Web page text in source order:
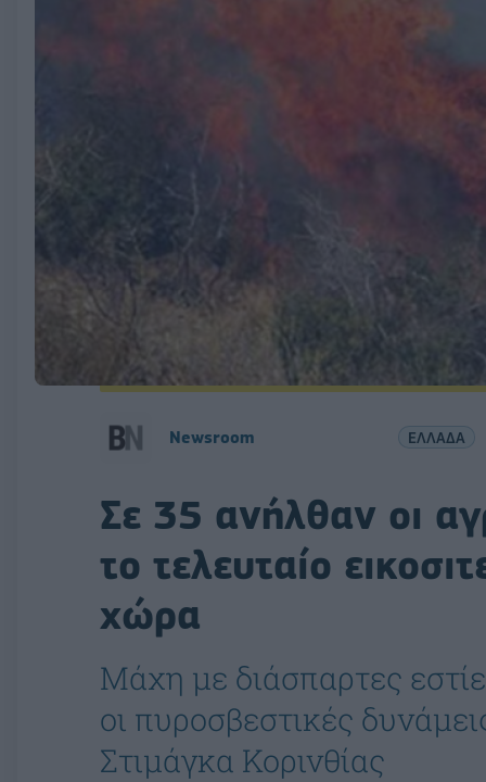
Newsroom ΕΛΛΑΔΑ
Σε 35 ανήλθαν οι
το τελευταίο
χώρα
Μάχη με διάσπαρτες
οι πυροσβεστικές
Στιμάγκα Κορινθίας